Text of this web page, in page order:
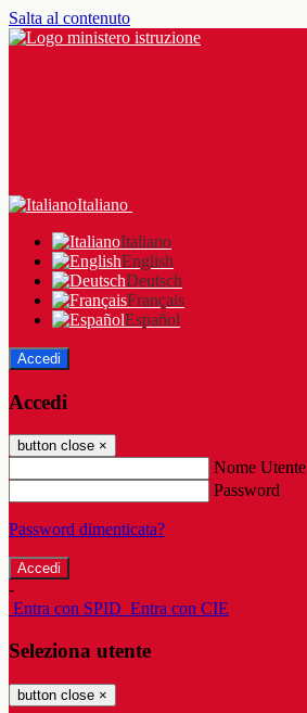
Salta al contenuto
Italiano
Italiano
English
Deutsch
Français
Español
Accedi
Accedi
button close ×
Nome Utente
Password
Password dimenticata?
-
Entra con SPID Entra con CIE
Seleziona utente
button close ×